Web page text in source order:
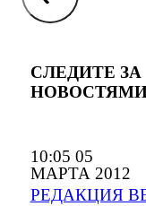
10:05 05
МАРТА 2012
РЕДАКЦИЯ
СЛЕДИТЕ ЗА